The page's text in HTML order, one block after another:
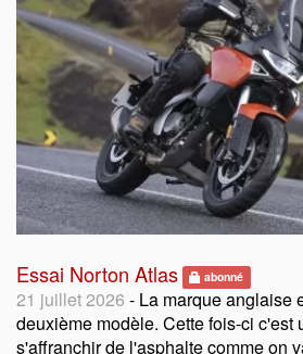
Essai Norton Atlas abonné
21 juillet 2026 - La marque anglaise
deuxième modèle. Cette fois-ci c'est
s'affranchir de l'asphalte comme on